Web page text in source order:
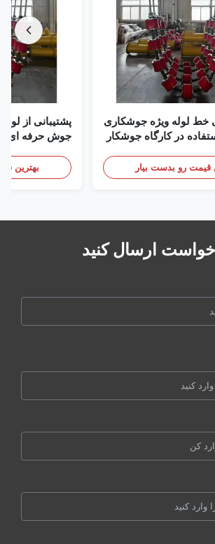
خط لوله ویژه جوشکاری
در کارگاه جوشکار
قیمت رو بدست بیار
پشتیبانی از
جوش حرفه ای
بهترین
ارسال کنید